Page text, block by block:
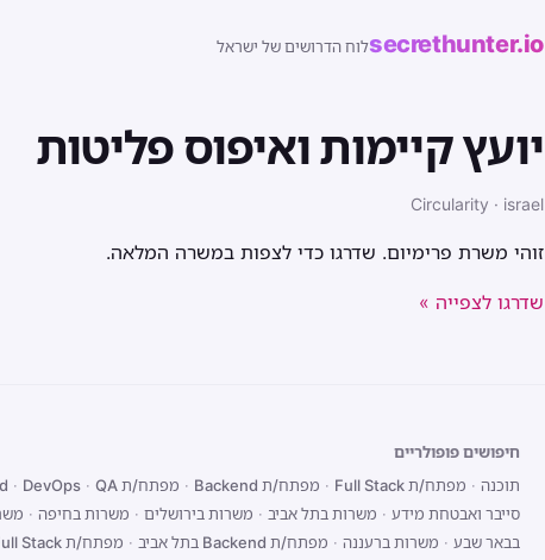
secrethunter.ioלוח הדרושים של ישראל
יועץ קיימות ואיפוס פליטות
Circularity · israel
זוהי משרת פרימיום. שדרגו כדי לצפות במשרה המלאה.
שדרגו לצפייה »
חיפושים פופולריים
תוכנה · מפתח/ת Full Stack · מפתח/ת Backend · מפתח/ת Frontend · DevOps · QA
סייבר ואבטחת מידע · משרות בתל אביב · משרות בירושלים · משרות בחיפה ·
בבאר שבע · משרות ברעננה · מפתח/ת Backend בתל אביב · מפתח/ת Full Stack בתל אביב